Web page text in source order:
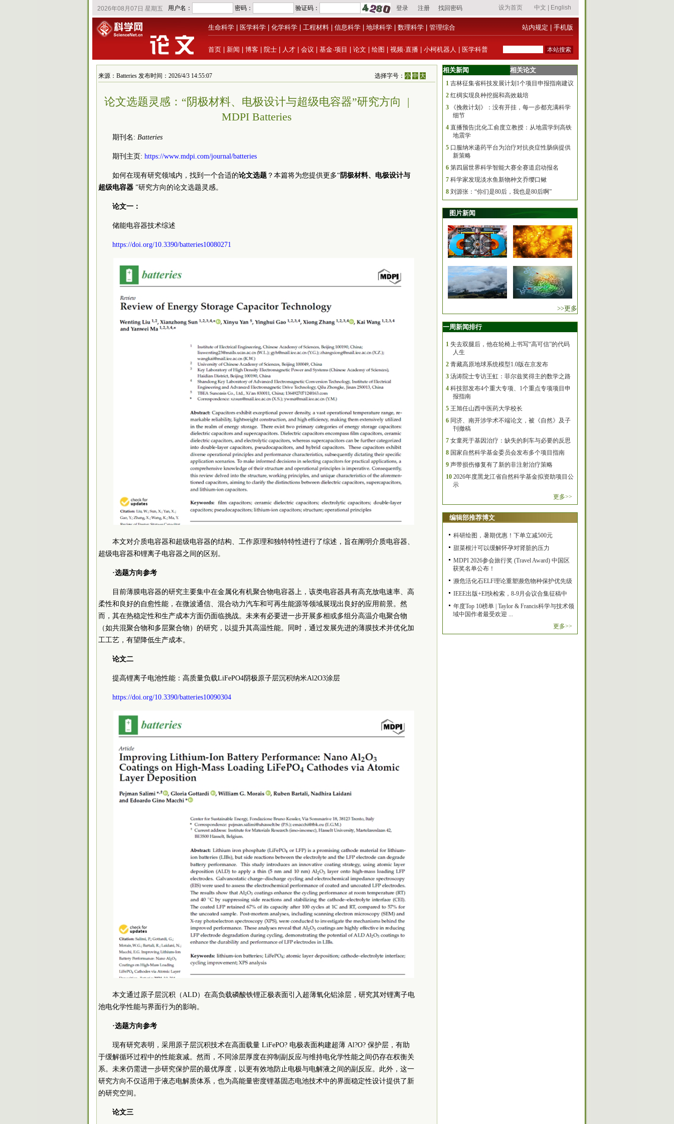
生命科学 医学科学 化学科学 工程材料 信息科学 地球科学 数理科学 管理综合 站内规定 手机版
首页 新闻 博客 院士 人才 会议 基金·项目 论文 绘图 视频·直播 小柯机器人 医学科普
来源：Batteries 发布时间：2026/4/3 14:55:07 选择字号：小 中 大
论文选题灵感：“阴极材料、电极设计与超级电容器”研究方向 |
MDPI Batteries
期刊名: Batteries
期刊主页: https://www.mdpi.com/journal/batteries
如何在现有研究领域内，找到一个合适的论文选题 ？本篇将为您提供更多“ 阴极材料、电极设计与
超级电容器 ”研究方向的论文选题灵感。
论文一：
储能电容器技术综述
https://doi.org/10.3390/batteries10080271
本文对介质电容器和超级电容器的结构、工作原理和独特特性进行了综述，旨在阐明介质电容器、
超级电容器和锂离子电容器之间的区别。
·选题方向参考
目前薄膜电容器的研究主要集中在金属化有机聚合物电容器上，该类电容器具有高充放电速率、高
柔性和良好的自愈性能，在微波通信、混合动力汽车和可再生能源等领域展现出良好的应用前景。然
而，其在热稳定性和生产成本方面仍面临挑战。未来有必要进一步开展多相或多组分高温介电聚合物
（如共混聚合物和多层聚合物）的研究，以提升其高温性能。同时，通过发展先进的薄膜技术并优化加
工工艺，有望降低生产成本。
论文二
提高锂离子电池性能：高质量负载LiFePO4阴极原子层沉积纳米Al2O3涂层
https://doi.org/10.3390/batteries10090304
本文通过原子层沉积（ALD）在高负载磷酸铁锂正极表面引入超薄氧化铝涂层，研究其对锂离子电
池电化学性能与界面行为的影响。
·选题方向参考
现有研究表明，采用原子层沉积技术在高面载量 LiFePO? 电极表面构建超薄 Al?O? 保护层，有助
于缓解循环过程中的性能衰减。然而，不同涂层厚度在抑制副反应与维持电化学性能之间仍存在权衡关
系。未来仍需进一步研究保护层的最优厚度，以更有效地防止电极与电解液之间的副反应。此外，这一
研究方向不仅适用于液态电解质体系，也为高能量密度锂基固态电池技术中的界面稳定性设计提供了新
的研究空间。
论文三
相关新闻 相关论文
1 吉林征集省科技发展计划1个项目申报指南建议
2 红椆实现良种挖掘和高效栽培
3
《挽救计划》：没有开挂，每一步都充满科学
细节
4 直播预告|北化工俞度立教授：从地震学到高铁
地震学
5 口服纳米递药平台为治疗对抗炎症性肠病提供
新策略
6 第四届世界科学智能大赛全赛道启动报名
7 科学家发现淡水鱼新物种文乔缨口鳅
8 刘源张：“你们是80后，我也是80后啊”
图片新闻
>>更多
一周新闻排行
1 失去双腿后，他在轮椅上书写“高可信”的代码
人生
2 青藏高原地球系统模型1.0版在京发布
3 汤涛院士专访王虹：菲尔兹奖得主的数学之路
4 科技部发布4个重大专项、1个重点专项项目申
报指南
5 王旭任山西中医药大学校长
6 同济、南开涉学术不端论文，被《自然》及子
刊撤稿
7 女童死于基因治疗：缺失的刹车与必要的反思
8 国家自然科学基金委员会发布多个项目指南
9 声带损伤修复有了新的非注射治疗策略
10 2026年度黑龙江省自然科学基金拟资助项目公
示
更多>>
编辑部推荐博文
科研绘图，暑期优惠！下单立减500元
甜菜根汁可以缓解怀孕对肾脏的压力
MDPI 2026参会旅行奖 (Travel Award) 中国区
获奖名单公布！
濒危活化石ELF理论重塑濒危物种保护优先级
IEEE出版+EI快检索，8-9月会议合集征稿中
年度Top 10榜单 | Taylor & Francis科学与技术领
域中国作者最受欢迎 ...
更多>>